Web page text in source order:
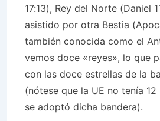
17:13), Rey del Norte (Daniel
asistido por otra Bestia
también conocida como el
vemos doce «reyes», lo que
con las doce estrellas de la
(nótese que la UE no tenía
se adoptó dicha bandera).